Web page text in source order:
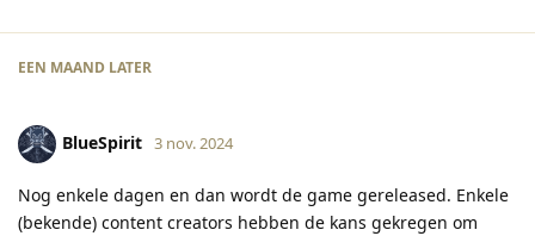
EEN MAAND LATER
BlueSpirit 3 nov. 2024
Nog enkele dagen en dan wordt de game gereleased. Enkele
(bekende) content creators hebben de kans gekregen om